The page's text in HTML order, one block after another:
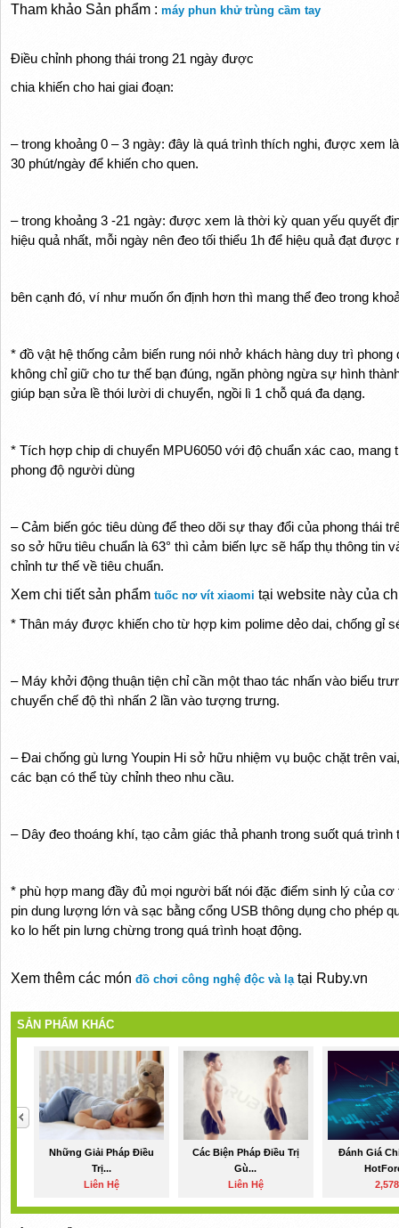
Tham khảo Sản phẩm : máy phun khử trùng cầm tay
Điều chỉnh phong thái trong 21 ngày được
chia khiến cho hai giai đoạn:
– trong khoảng 0 – 3 ngày: đây là quá trình thích nghi, được xem
30 phút/ngày để khiến cho quen.
– trong khoảng 3 -21 ngày: được xem là thời kỳ quan yếu quyết
hiệu quả nhất, mỗi ngày nên đeo tối thiểu 1h để hiệu quả đạt được
bên cạnh đó, ví như muốn ổn định hơn thì mang thể đeo trong
* đồ vật hệ thống cảm biến rung nói nhở khách hàng duy trì
không chỉ giữ cho tư thế bạn đúng, ngăn phòng ngừa sự hình
giúp bạn sửa lề thói lười di chuyển, ngồi lì 1 chỗ quá đa dạng.
* Tích hợp chip di chuyển MPU6050 với độ chuẩn xác cao, mang
phong độ người dùng
– Cảm biến góc tiêu dùng để theo dõi sự thay đổi của phong thái
so sở hữu tiêu chuẩn là 63° thì cảm biến lực sẽ hấp thụ thông tin
chỉnh tư thế về tiêu chuẩn.
Xem chi tiết sản phẩm tuốc nơ vít xiaomi tại website này của
* Thân máy được khiến cho từ hợp kim polime dẻo dai, chống gỉ
– Máy khởi động thuận tiện chỉ cần một thao tác nhấn vào biểu
chuyển chế độ thì nhấn 2 lần vào tượng trưng.
– Đai chống gù lưng Youpin Hi sở hữu nhiệm vụ buộc chặt trên
các bạn có thể tùy chỉnh theo nhu cầu.
– Dây đeo thoáng khí, tạo cảm giác thả phanh trong suốt quá trình
* phù hợp mang đầy đủ mọi người bất nói đặc điểm sinh lý của
pin dung lượng lớn và sạc bằng cổng USB thông dụng cho phép
ko lo hết pin lưng chừng trong quá trình hoạt động.
Xem thêm các món đồ chơi công nghệ độc và lạtại Ruby.vn
SẢN PHẨM KHÁC
Những Giải Pháp Điều
Trị...
Liên Hệ
Các Biện Pháp Điều Trị
Gù...
Liên Hệ
Đánh Giá